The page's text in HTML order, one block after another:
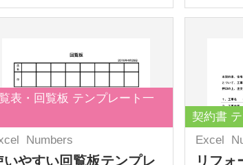
表・回覧板 テンプレート一
Numbers
いやすい回覧板テンプレ
契約書
Excel
リフォ